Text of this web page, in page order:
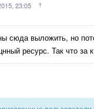
23:05
сюда выложить, но
ресурс. Так что за